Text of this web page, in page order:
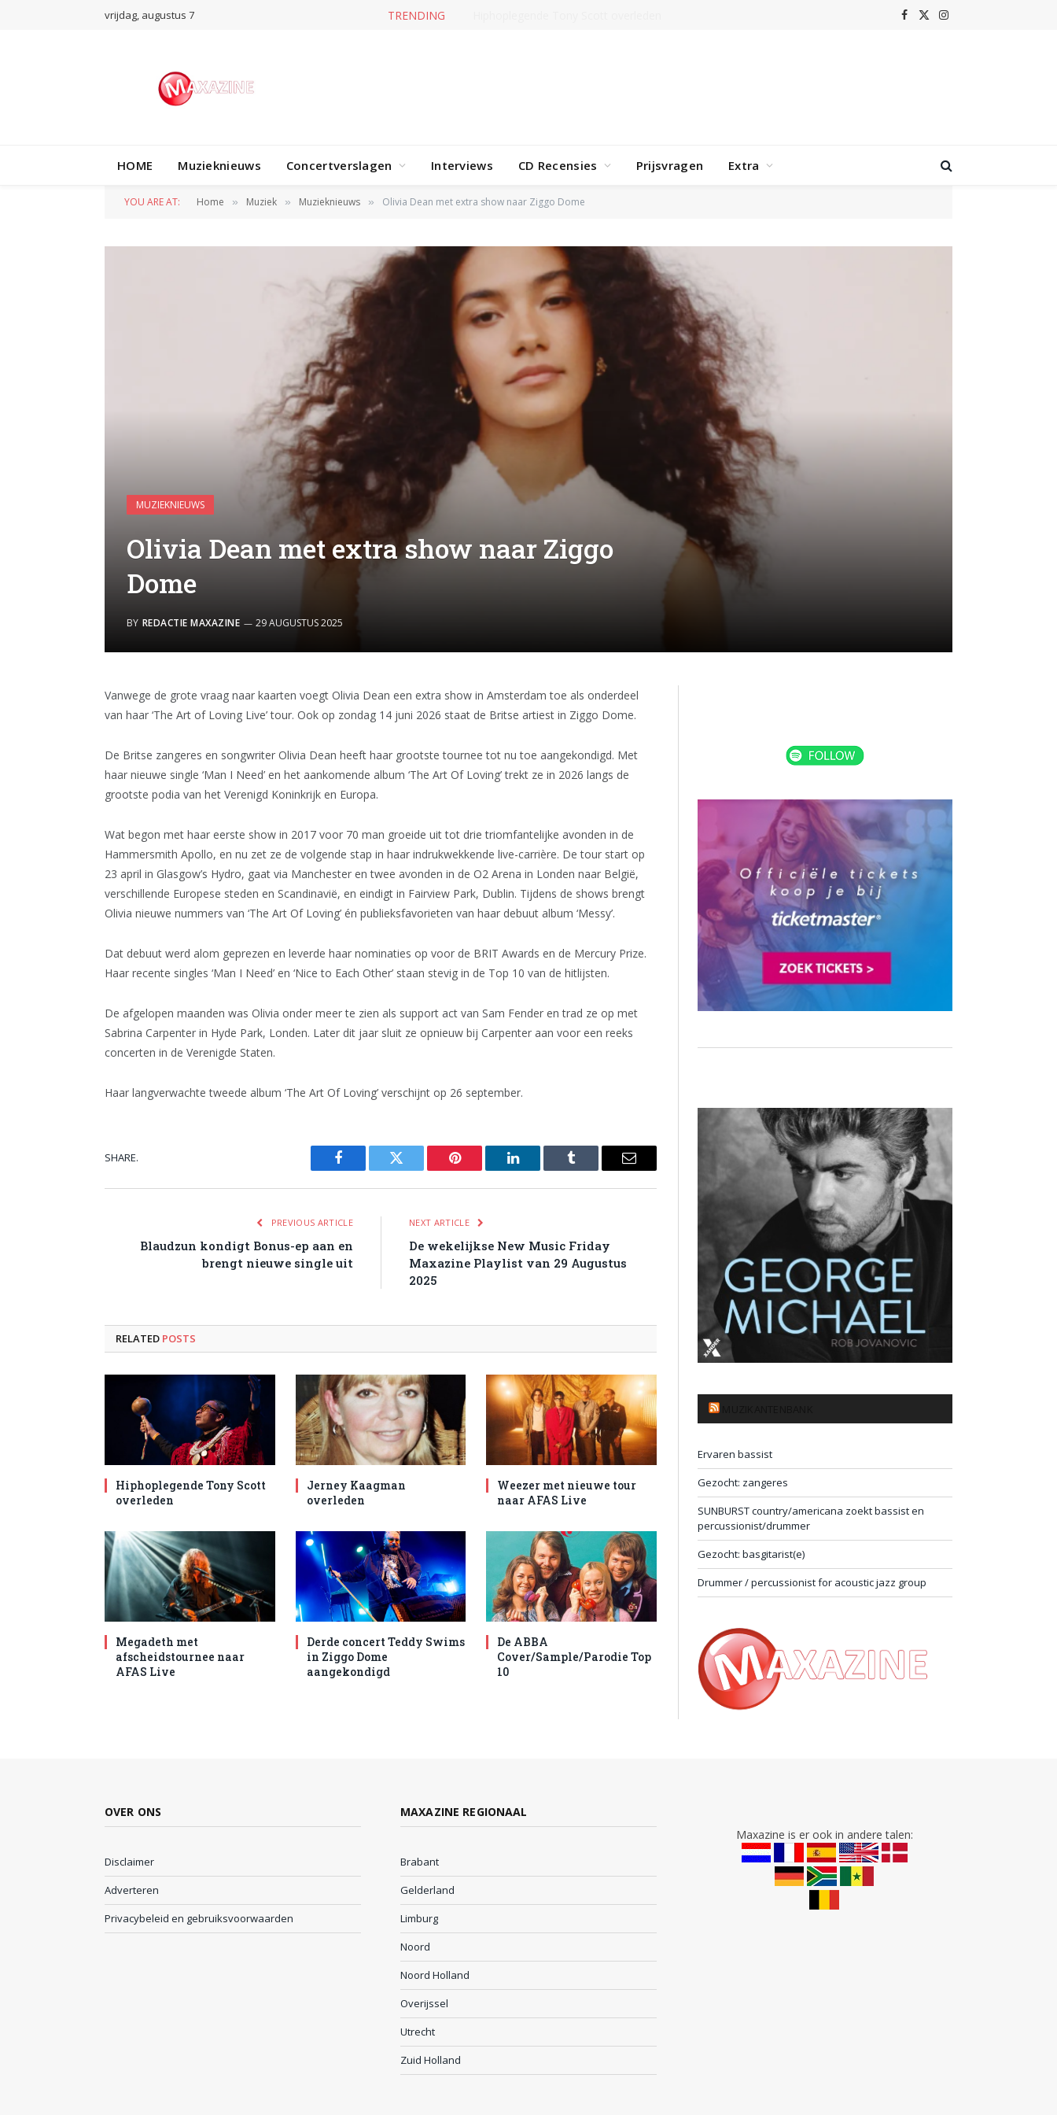
vrijdag, augustus 7 TRENDING Facebook
X
Instagram
HOME Muzieknieuws Concertverslagen Interviews CD Recensies Prijsvragen Extra
YOU ARE AT: Home » Muziek » Muzieknieuws » Olivia Dean met extra show naar Ziggo Dome
MUZIEKNIEUWS
Olivia Dean met extra show naar Ziggo
Dome
BY REDACTIE MAXAZINE 29 AUGUSTUS 2025
Vanwege de grote vraag naar kaarten voegt Olivia Dean een extra show in Amsterdam toe als onderdeel
van haar ‘The Art of Loving Live’ tour. Ook op zondag 14 juni 2026 staat de Britse artiest in Ziggo Dome.
De Britse zangeres en songwriter Olivia Dean heeft haar grootste tournee tot nu toe aangekondigd. Met
haar nieuwe single ‘Man I Need’ en het aankomende album ‘The Art Of Loving’ trekt ze in 2026 langs de
grootste podia van het Verenigd Koninkrijk en Europa.
Wat begon met haar eerste show in 2017 voor 70 man groeide uit tot drie triomfantelijke avonden in de
Hammersmith Apollo, en nu zet ze de volgende stap in haar indrukwekkende live-carrière. De tour start op
23 april in Glasgow’s Hydro, gaat via Manchester en twee avonden in de O2 Arena in Londen naar België,
verschillende Europese steden en Scandinavië, en eindigt in Fairview Park, Dublin. Tijdens de shows brengt
Olivia nieuwe nummers van ‘The Art Of Loving’ én publieksfavorieten van haar debuut album ‘Messy’.
Dat debuut werd alom geprezen en leverde haar nominaties op voor de BRIT Awards en de Mercury Prize.
Haar recente singles ‘Man I Need’ en ‘Nice to Each Other’ staan stevig in de Top 10 van de hitlijsten.
De afgelopen maanden was Olivia onder meer te zien als support act van Sam Fender en trad ze op met
Sabrina Carpenter in Hyde Park, Londen. Later dit jaar sluit ze opnieuw bij Carpenter aan voor een reeks
concerten in de Verenigde Staten.
Haar langverwachte tweede album ‘The Art Of Loving’ verschijnt op 26 september.
SHARE.
Facebook Twitter Pinterest LinkedIn Tumblr Email
PREVIOUS ARTICLE
Blaudzun kondigt Bonus-ep aan en
brengt nieuwe single uit
NEXT ARTICLE
De wekelijkse New Music Friday
Maxazine Playlist van 29 Augustus
2025
RELATED POSTS
Hiphoplegende Tony Scott
overleden
Jerney Kaagman
overleden
Weezer met nieuwe tour
naar AFAS Live
Megadeth met
afscheidstournee naar
AFAS Live
Derde concert Teddy Swims
in Ziggo Dome
aangekondigd
De ABBA
Cover/Sample/Parodie Top
10
Ervaren bassist
Gezocht: zangeres
SUNBURST country/americana zoekt bassist en
percussionist/drummer
Gezocht: basgitarist(e)
Drummer / percussionist for acoustic jazz group
OVER ONS
Disclaimer
Adverteren
Privacybeleid en gebruiksvoorwaarden
MAXAZINE REGIONAAL
Brabant
Gelderland
Limburg
Noord
Noord Holland
Overijssel
Utrecht
Zuid Holland
Maxazine is er ook in andere talen: